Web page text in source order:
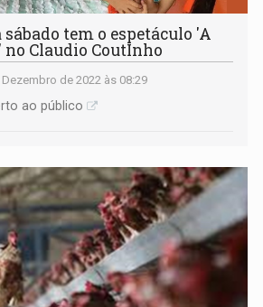
sábado tem o espetáculo 'A
no Claudio CoutInho
Dezembro de 2022 às 08:29
ao público